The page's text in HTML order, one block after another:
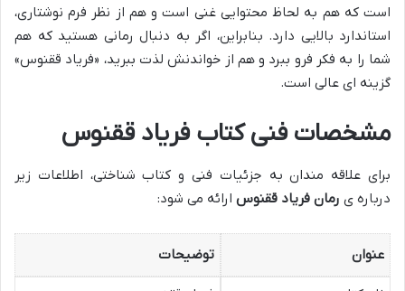
است که هم به لحاظ محتوایی غنی است و هم از نظر فرم نوشتاری،
استاندارد بالایی دارد. بنابراین، اگر به دنبال رمانی هستید که هم
شما را به فکر فرو ببرد و هم از خواندنش لذت ببرید، «فریاد ققنوس»
گزینه ای عالی است.
مشخصات فنی کتاب فریاد ققنوس
برای علاقه مندان به جزئیات فنی و کتاب شناختی، اطلاعات زیر
درباره ی رمان فریاد ققنوس ارائه می شود:
عنوان توضیحات